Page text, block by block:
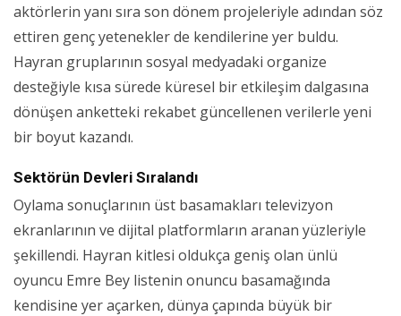
aktörlerin yanı sıra son dönem projeleriyle adından söz
ettiren genç yetenekler de kendilerine yer buldu.
Hayran gruplarının sosyal medyadaki organize
desteğiyle kısa sürede küresel bir etkileşim dalgasına
dönüşen anketteki rekabet güncellenen verilerle yeni
bir boyut kazandı.
Sektörün Devleri Sıralandı
Oylama sonuçlarının üst basamakları televizyon
ekranlarının ve dijital platformların aranan yüzleriyle
şekillendi. Hayran kitlesi oldukça geniş olan ünlü
oyuncu Emre Bey listenin onuncu basamağında
kendisine yer açarken, dünya çapında büyük bir